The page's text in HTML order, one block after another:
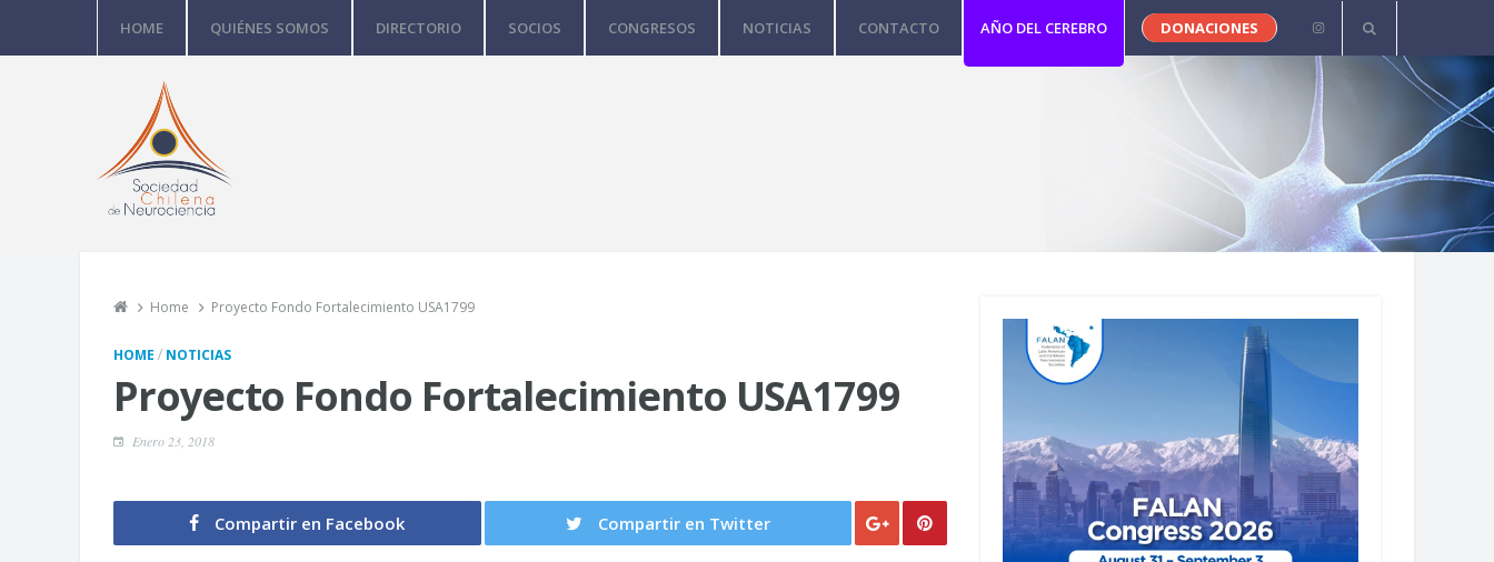
HOME QUIÉNES SOMOS DIRECTORIO SOCIOS CONGRESOS NOTICIAS CONTACTO AÑO DEL CEREBRO DONACIONES
Home Proyecto Fondo Fortalecimiento USA1799
HOME / NOTICIAS
Proyecto Fondo Fortalecimiento USA1799
Enero 23, 2018
Compartir en Facebook Compartir en Twitter